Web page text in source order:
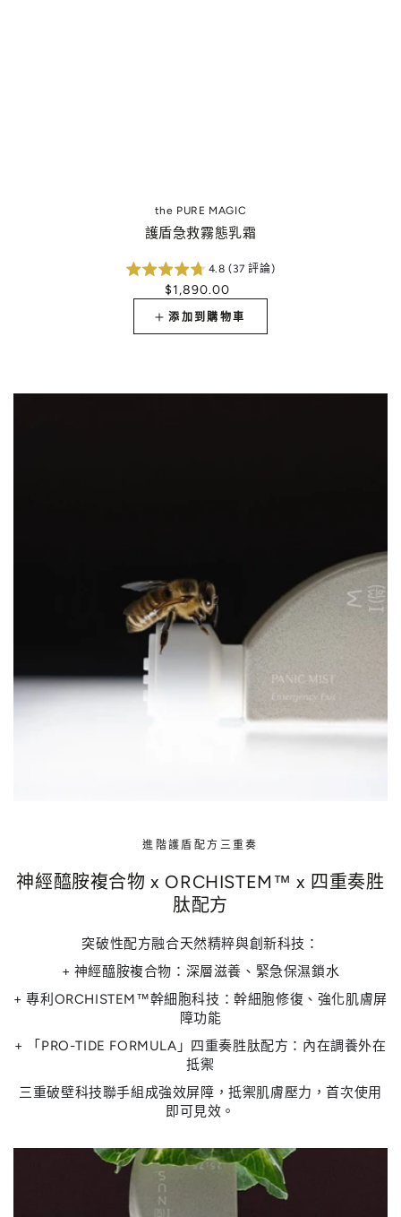
the PURE MAGIC
護盾急救霧態乳霜
4.8 (37 評論)
正
常
價
$1,890.00
添加到購物車
進階護盾配方三重奏
神經醯胺複合物 x ORCHISTEM™ x 四重奏胜
肽配方
突破性配方融合天然精粹與創新科技：
+ 神經醯胺複合物：深層滋養、緊急保濕鎖水
+ 專利ORCHISTEM™幹細胞科技：幹細胞修復、強化肌膚屏
障功能
+ 「PRO-TIDE FORMULA」四重奏胜肽配方：內在調養外在
抵禦
三重破壁科技聯手組成強效屏障，抵禦肌膚壓力，首次使用
即可見效。